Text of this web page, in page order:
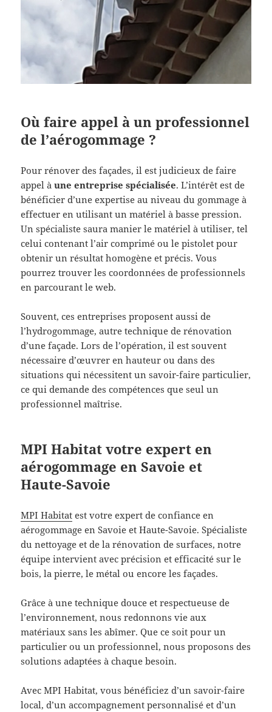
Où faire appel à un professionnel
de l’aérogommage ?
Pour rénover des façades, il est judicieux de faire
appel àune entreprise spécialisée. L’intérêt est de
bénéficier d’une expertise au niveau du gommage à
effectuer en utilisant un matériel à basse pression.
Un spécialiste saura manier le matériel à utiliser, tel
celui contenant l’air comprimé ou le pistolet pour
obtenir un résultat homogène et précis. Vous
pourrez trouver les coordonnées de professionnels
en parcourant le web.
Souvent, ces entreprises proposent aussi de
l’hydrogommage, autre technique de rénovation
d’une façade. Lors de l’opération, il est souvent
nécessaire d’œuvrer en hauteur ou dans des
situations qui nécessitent un savoir-faire particulier,
ce qui demande des compétences que seul un
professionnel maîtrise.
MPI Habitat votre expert en
aérogommage en Savoie et
Haute-Savoie
MPI Habitat est votre expert de confiance en
aérogommage en Savoie et Haute-Savoie. Spécialiste
du nettoyage et de la rénovation de surfaces, notre
équipe intervient avec précision et efficacité sur le
bois, la pierre, le métal ou encore les façades.
Grâce à une technique douce et respectueuse de
l’environnement, nous redonnons vie aux
matériaux sans les abîmer. Que ce soit pour un
particulier ou un professionnel, nous proposons des
solutions adaptées à chaque besoin.
Avec MPI Habitat, vous bénéficiez d’un savoir-faire
local, d’un accompagnement personnalisé et d’un